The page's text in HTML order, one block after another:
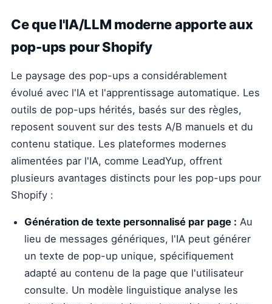
Ce que l'IA/LLM moderne apporte aux
pop-ups pour Shopify
Le paysage des pop-ups a considérablement
évolué avec l'IA et l'apprentissage automatique. Les
outils de pop-ups hérités, basés sur des règles,
reposent souvent sur des tests A/B manuels et du
contenu statique. Les plateformes modernes
alimentées par l'IA, comme LeadYup, offrent
plusieurs avantages distincts pour les pop-ups pour
Shopify :
Génération de texte personnalisé par page : Au
lieu de messages génériques, l'IA peut générer
un texte de pop-up unique, spécifiquement
adapté au contenu de la page que l'utilisateur
consulte. Un modèle linguistique analyse les